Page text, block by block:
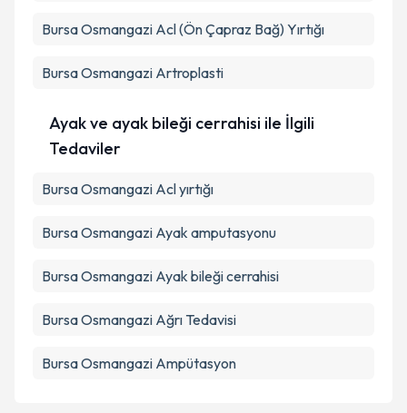
Bursa Osmangazi Acl (Ön Çapraz Bağ) Yırtığı
Bursa Osmangazi Artroplasti
Ayak ve ayak bileği cerrahisi ile İlgili
Tedaviler
Bursa Osmangazi Acl yırtığı
Bursa Osmangazi Ayak amputasyonu
Bursa Osmangazi Ayak bileği cerrahisi
Bursa Osmangazi Ağrı Tedavisi
Bursa Osmangazi Ampütasyon